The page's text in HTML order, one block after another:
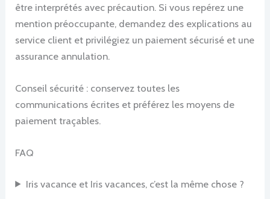
être interprétés avec précaution. Si vous repérez une
mention préoccupante, demandez des explications au
service client et privilégiez un paiement sécurisé et une
assurance annulation.
Conseil sécurité : conservez toutes les
communications écrites et préférez les moyens de
paiement traçables.
FAQ
Iris vacance et Iris vacances, c’est la même chose ?